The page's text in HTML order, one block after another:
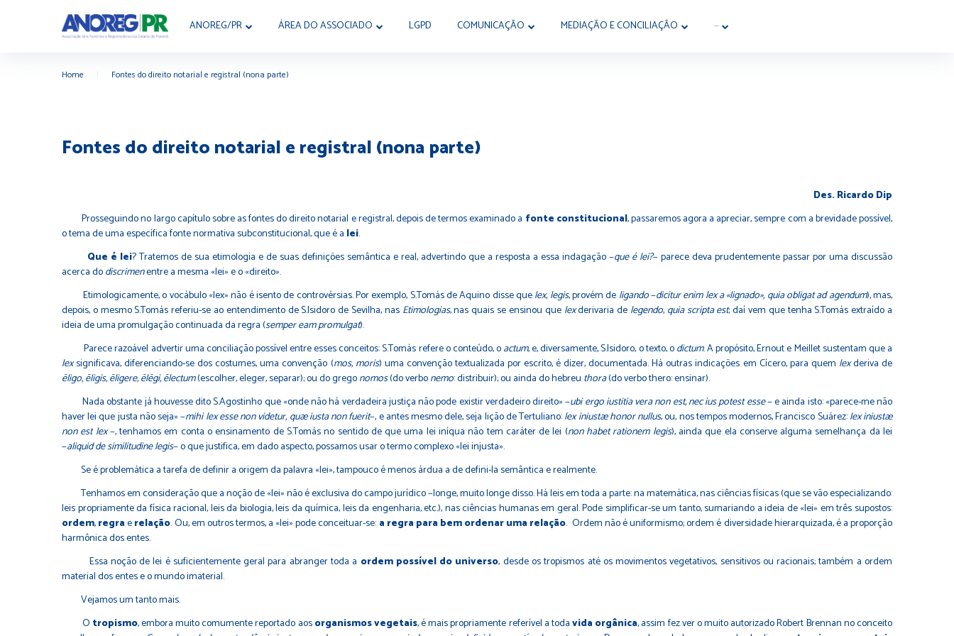
ANOREG/PR ÁREA DO ASSOCIADO LGPD COMUNICAÇÃO MEDIAÇÃO E CONCILIAÇÃO ···
Home Fontes do direito notarial e registral (nona parte)
Fontes do direito notarial e registral (nona parte)
Des. Ricardo Dip
Prosseguindo no largo capítulo sobre as fontes do direito notarial e registral, depois de termos examinado a fonte constitucional, passaremos agora a apreciar, sempre com a brevidade possível,
o tema de uma específica fonte normativa subconstitucional, que é a lei.
Que é lei? Tratemos de sua etimologia e de suas definições semântica e real, advertindo que a resposta a essa indagação −que é lei?− parece deva prudentemente passar por uma discussão
acerca dodiscrimenentre a mesma «lei» e o «direito».
Etimologicamente, o vocábulo «lex» não é isento de controvérsias. Por exemplo, S.Tomás de Aquino disse quelex, legis, provém de ligando−dicitur enim lex a «lignado», quia obligat ad agendum), mas,
depois, o mesmo S.Tomás referiu-se ao entendimento de S.Isidoro de Sevilha, nas Etimologias, nas quais se ensinou que lexderivaria de legendo, quia scripta est; daí vem que tenha S.Tomás extraído a
ideia de uma promulgação continuada da regra (semper eam promulgat).
Parece razoável advertir uma conciliação possível entre esses conceitos: S.Tomás refere o conteúdo, oactum, e, diversamente, S.Isidoro, o texto, odictum. A propósito, Ernout e Meillet sustentam que a
lexsignificava, diferenciando-se dos costumes, uma convenção (mos, moris) uma convenção textualizada por escrito, é dizer, documentada. Há outras indicações em Cícero, para quem lexderiva de
ēligo,ēligis,ēligere,ēlēgi,ēlectum(escolher, eleger, separar); ou do gregonomos(do verbonemo: distribuir); ou ainda do hebreu thora(do verbo thero: ensinar).
Nada obstante já houvesse dito S.Agostinho que «onde não há verdadeira justiça não pode existir verdadeiro direito» −ubi ergo iustitia vera non est, nec ius potest esse− e ainda isto: «parece-me não
haver lei que justa não seja» −mihi lex esse non videtur, quæ iusta non fuerit−, e antes mesmo dele, seja lição de Tertuliano:lex iniustæ honor nullus, ou, nos tempos modernos, Francisco Suárez:lex iniustæ
non est lex−, tenhamos em conta o ensinamento de S.Tomás no sentido de que uma lei iníqua não tem caráter de lei (non habet rationem legis), ainda que ela conserve alguma semelhança da lei
−aliquid de similitudine legis− o que justifica, em dado aspecto, possamos usar o termo complexo «lei injusta».
Se é problemática a tarefa de definir a origem da palavra «lei», tampouco é menos árdua a de defini-la semântica e realmente.
Tenhamos em consideração que a noção de «lei» não é exclusiva do campo jurídico −longe, muito longe disso. Há leis em toda a parte: na matemática, nas ciências físicas (que se vão especializando:
leis propriamente da física racional, leis da biologia, leis da química, leis da engenharia, etc.), nas ciências humanas em geral. Pode simplificar-se um tanto, sumariando a ideia de «lei» em três supostos:
ordem,regraerelação. Ou, em outros termos, a «lei» pode conceituar-se: a regra para bem ordenar uma relação. Ordem não é uniformismo; ordem é diversidade hierarquizada, é a proporção
harmônica dos entes.
Essa noção de lei é suficientemente geral para abranger toda a ordem possível do universo, desde os tropismos até os movimentos vegetativos, sensitivos ou racionais; também a ordem
material dos entes e o mundo imaterial.
Vejamos um tanto mais.
O tropismo, embora muito comumente reportado aosorganismos vegetais, é mais propriamente referível a todavida orgânica, assim fez ver o muito autorizado Robert Brennan no conceito